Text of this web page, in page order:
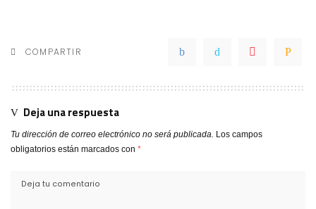
COMPARTIR
Deja una respuesta
Tu dirección de correo electrónico no será publicada. Los campos
obligatorios están marcados con *